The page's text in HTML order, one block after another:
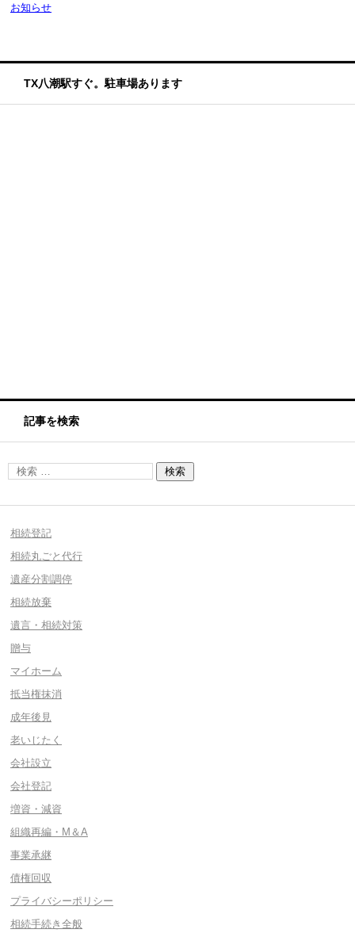
お知らせ
TX八潮駅すぐ。駐車場あります
記事を検索
相続登記
相続丸ごと代行
遺産分割調停
相続放棄
遺言・相続対策
贈与
マイホーム
抵当権抹消
成年後見
老いじたく
会社設立
会社登記
増資・減資
組織再編・M＆A
事業承継
債権回収
プライバシーポリシー
相続手続き全般